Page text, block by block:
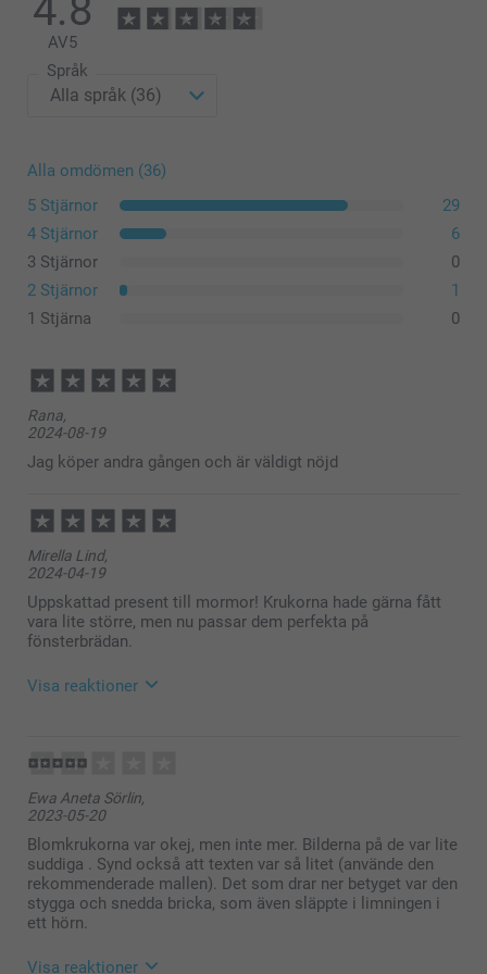
Liten blomkruka
Mellanstor blomkruka
AV5
Språk
Alla omdömen (36)
5 Stjärnor
29
4 Stjärnor
6
3 Stjärnor
0
2 Stjärnor
1
1 Stjärna
0
Rana,
2024-08-19
Jag köper andra gången och är väldigt nöjd
Mirella Lind,
2024-04-19
Uppskattad present till mormor! Krukorna hade gärna fått
vara lite större, men nu passar dem perfekta på
fönsterbrädan.
Visa reaktioner
14:50
Stort tack för dina 5 stjärnor och omdöme av våra
krukor:)
Härligt att mormor uppskattade presenten!
Varma hälsningar
Kirsi @smartphoto
Ewa Aneta Sörlin,
2023-05-20
Blomkrukorna var okej, men inte mer. Bilderna på de var lite
suddiga . Synd också att texten var så litet (använde den
rekommenderade mallen). Det som drar ner betyget var den
stygga och snedda bricka, som även släppte i limningen i
ett hörn.
Visa reaktioner